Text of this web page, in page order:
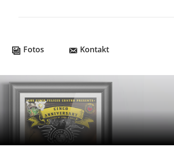
Fotos Kontakt